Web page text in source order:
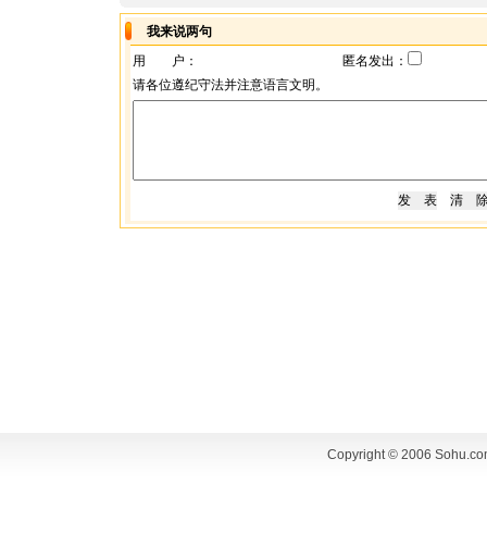
我来说两句
用 户：
匿名发出：
请各位遵纪守法并注意语言文明。
Copyright © 2006